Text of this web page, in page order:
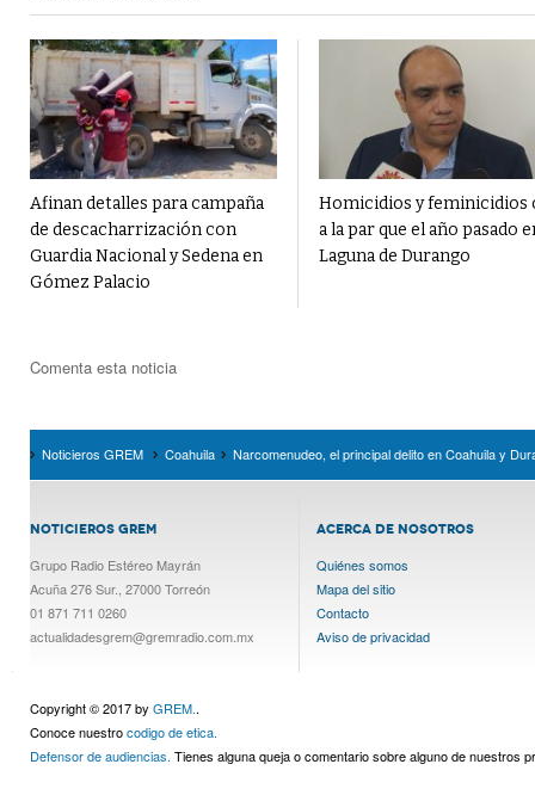
Afinan detalles para campaña
de descacharrización con
Guardia Nacional y Sedena en
Gómez Palacio
Homicidios y feminicidios
a la par que el año pasado
Laguna de Durango
Comenta esta noticia
Noticieros GREM Coahuila Narcomenudeo, el principal delito en Coahuila y
NOTICIEROS GREM
Grupo Radio Estéreo Mayrán
Acuña 276 Sur., 27000 Torreón
01 871 711 0260
actualidadesgrem@gremradio.com.mx
ACERCA DE NOSOTROS
Quiénes somos
Mapa del sitio
Contacto
Aviso de privacidad
Copyright © 2017 by GREM..
Conoce nuestrocodigo de etica.
Defensor de audiencias. Tienes alguna queja o comentario sobre alguno de nuestros